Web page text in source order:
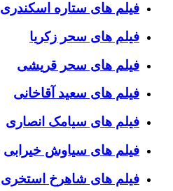
فیلم های ستاره اسکندری
فیلم های سحر زکریا
فیلم های سحر قریشی
فیلم های سعید آقاخانی
فیلم های سیامک انصاری
فیلم های سیاوش خیرابی
فیلم های شاهرخ استخری